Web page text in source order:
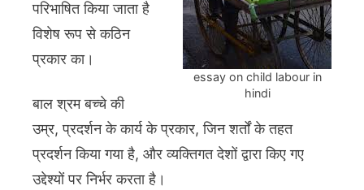
essay on child labour in
hindi
परिभाषित किया जाता है
विशेष रूप से कठिन
प्रकार का।
बाल श्रम बच्चे की
उम्र, प्रदर्शन के कार्य के प्रकार, जिन शर्तों के तहत
प्रदर्शन किया गया है, और व्यक्तिगत देशों द्वारा किए गए
उद्देश्यों पर निर्भर करता है।